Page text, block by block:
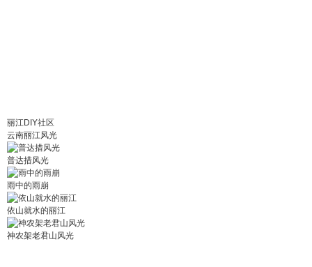
丽江DIY社区
云南丽江风光
普达措风光
雨中的雨崩
依山就水的丽江
神农架老君山风光